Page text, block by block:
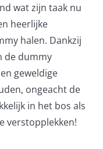
wat zijn taak nu
heerlijke
halen. Dankzij
de dummy
geweldige
ongeacht de
in het bos als
verstopplekken!